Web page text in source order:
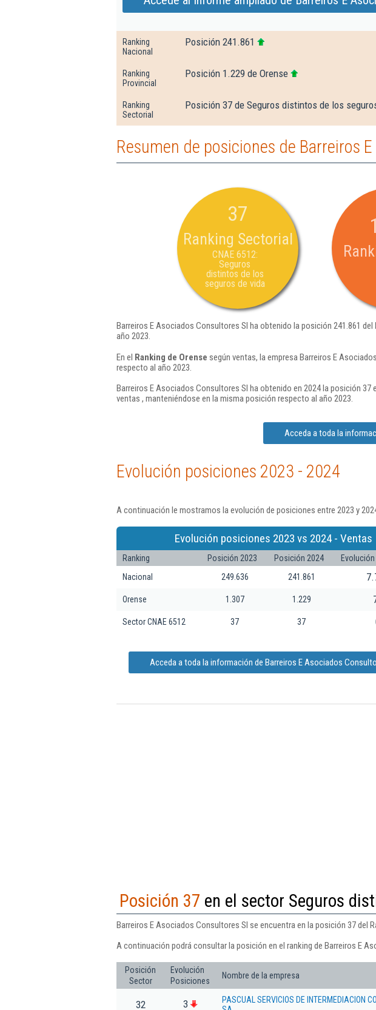
Ranking
Nacional
Posición 241.861
Ranking
Provincial
Posición 1.229 de Orense
Ranking
Sectorial
Posición 37 de Seguros distintos de los
Resumen de posiciones de Barreiros
37
Ranking Sectorial
CNAE 6512:
Seguros
distintos de los
seguros de vida
Barreiros E Asociados Consultores Sl ha obtenido la posición 241.861 del
año 2023.
En el Ranking de Orense según ventas, la empresa Barreiros E
respecto al año 2023.
Barreiros E Asociados Consultores Sl ha obtenido en 2024 la posición 37
ventas , manteniéndose en la misma posición respecto al año 2023.
Acceda a toda la
Evolución posiciones 2023 - 2024
A continuación le mostramos la evolución de posiciones entre 2023 y
Evolución posiciones 2023 vs 2024 - Ventas
Ranking Posición 2023 Posición 2024
Nacional
249.636 241.861
Orense 1.307 1.229
Sector CNAE 6512 37 37
Acceda a toda la información de Barreiros E Asociados
Posición 37 en el sector Seguros
Barreiros E Asociados Consultores Sl se encuentra en la posición 37 del
A continuación podrá consultar la posición en el ranking de Barreiros E
Posición
Sector
Evolución
Posiciones
Nombre de la empresa
32 3
PASCUAL SERVICIOS DE INTERMEDIACION